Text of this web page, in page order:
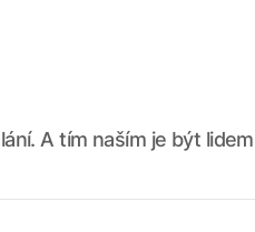
A tím naším je být